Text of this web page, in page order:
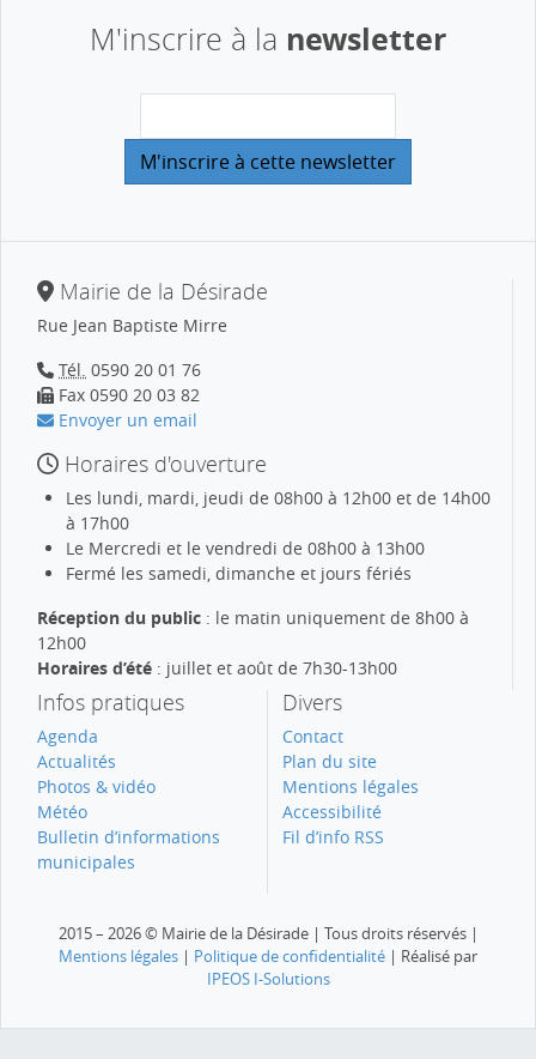
M'inscrire à la newsletter
Mairie de la Désirade
Rue Jean Baptiste Mirre
Tél. 0590 20 01 76
Fax 0590 20 03 82
Envoyer un email
Horaires d'ouverture
Les lundi, mardi, jeudi de 08h00 à 12h00 et de 14h00
à 17h00
Le Mercredi et le vendredi de 08h00 à 13h00
Fermé les samedi, dimanche et jours fériés
Réception du public : le matin uniquement de 8h00 à
12h00
Horaires d’été : juillet et août de 7h30-13h00
Infos pratiques
Agenda
Actualités
Photos & vidéo
Météo
Bulletin d’informations
municipales
Divers
Contact
Plan du site
Mentions légales
Accessibilité
Fil d’info RSS
2015 – 2026 © Mairie de la Désirade | Tous droits réservés |
Mentions légales | Politique de confidentialité | Réalisé par
IPEOS I-Solutions